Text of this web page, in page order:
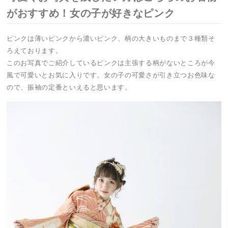
がおすすめ！女の子が好きなピンク
ピンクは薄いピンクから濃いピンク、柄の大きいものまで３種類そ
ろえております。
このお写真でご紹介しているピンクは主張する柄がないところが今
風で可愛いとお気に入りです。女の子の可愛さが引き立つお色味な
ので、振袖の定番といえると思います。